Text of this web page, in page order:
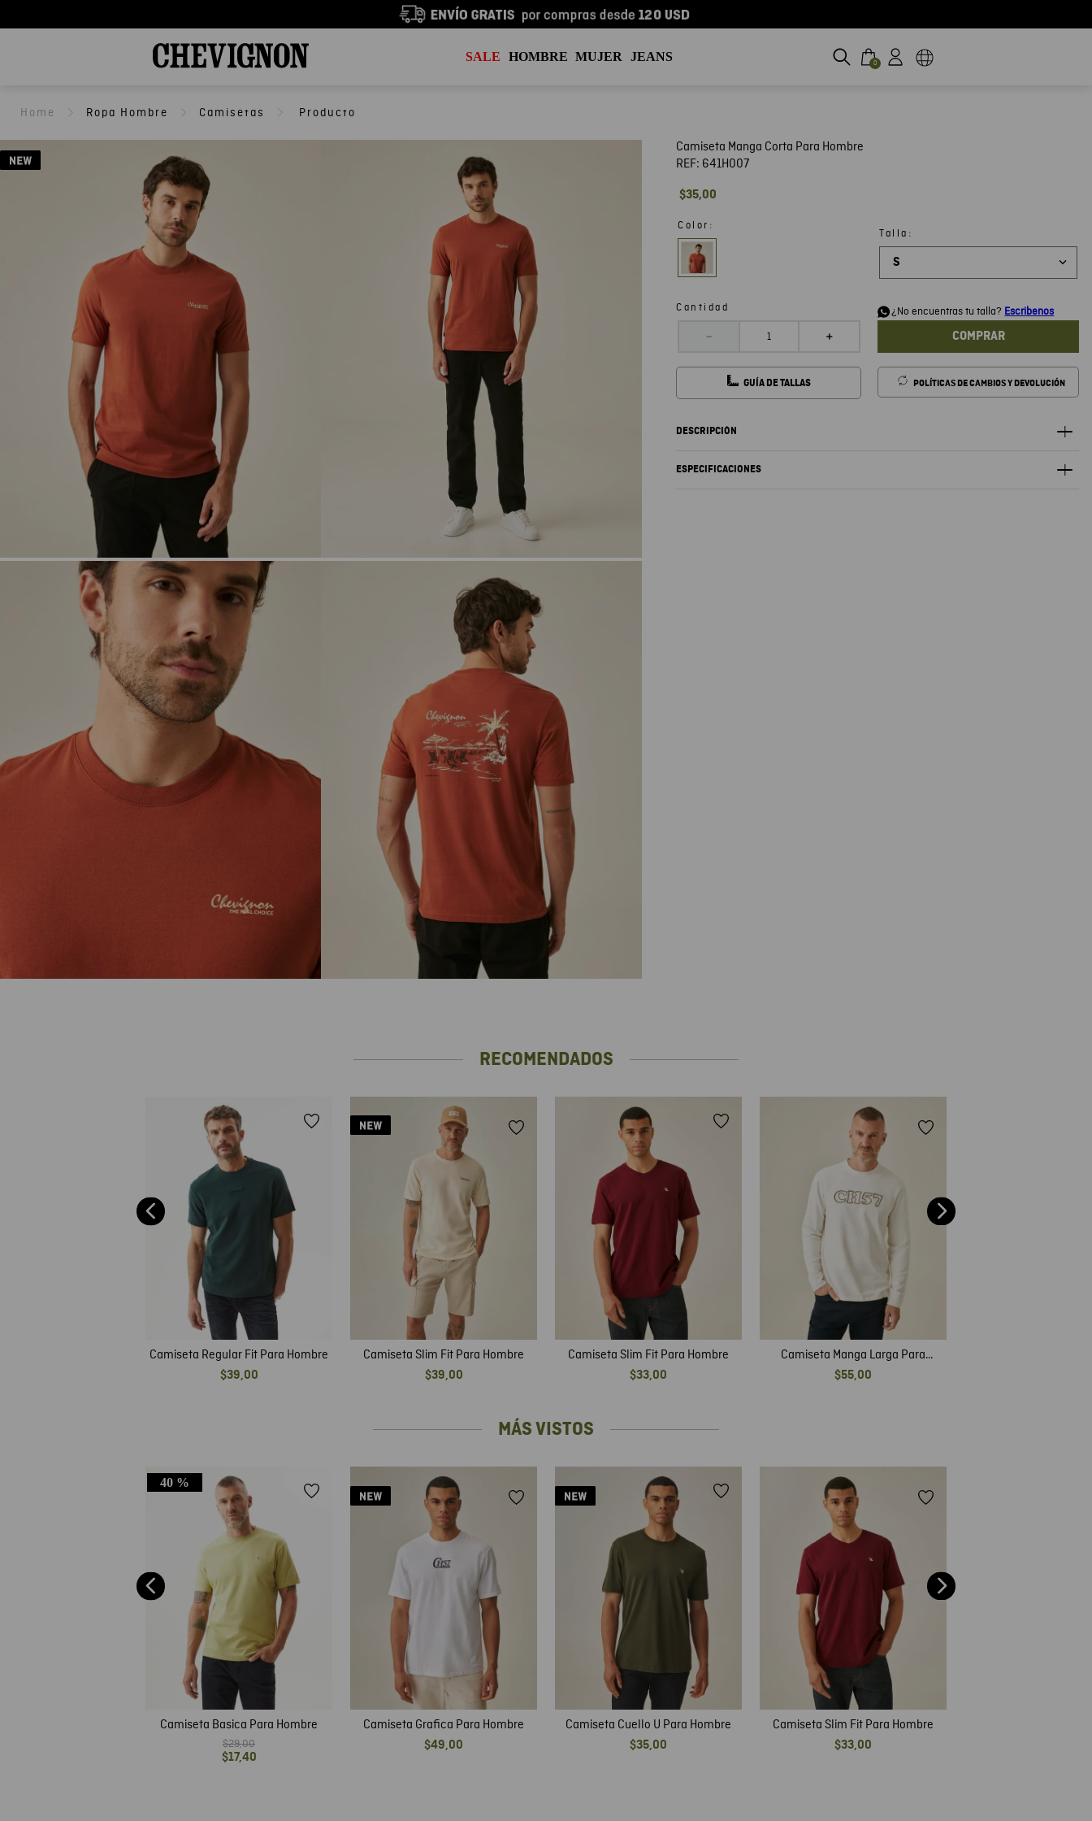
SALE HOMBRE MUJER JEANS 0
Ropa Hombre Camisetas
Camiseta Manga Corta Para Hombre
REF: 641H007
$35,00
Color :
Talla :
S
¿No encuentras tu talla? Escribenos
Cantidad
＋
－ COMPRAR
GUÍA DE TALLAS POLÍTICAS DE CAMBIOS Y DEVOLUCIÓN
DESCRIPCIÓN
ESPECIFICACIONES
RECOMENDADOS
Camiseta Regular Fit Para Hombre
$39,00
Camiseta Slim Fit Para Hombre
$39,00
Camiseta Slim Fit Para Hombre
$33,00
Camiseta Manga Larga Para
Hombre
$55,00
MÁS VISTOS
40 %
Camiseta Basica Para Hombre
$29,00
$17,40
Camiseta Grafica Para Hombre
$49,00
Camiseta Cuello U Para Hombre
$35,00
Camiseta Slim Fit Para Hombre
$33,00